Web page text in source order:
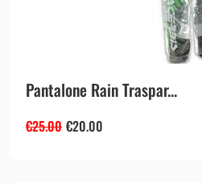
Pantalone Rain Traspar...
€25.00 €20.00